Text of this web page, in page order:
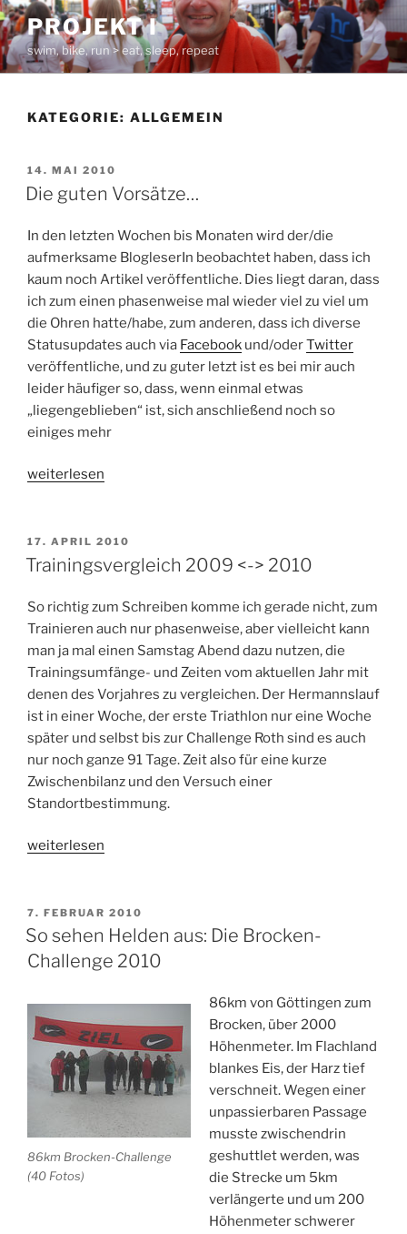
Zum
Inhalt
springen
PROJEKT I
swim, bike, run > eat, sleep, repeat
KATEGORIE: ALLGEMEIN
VERÖFFENTLICHT
AM
14. MAI 2010
Die guten Vorsätze…
In den letzten Wochen bis Monaten wird der/die
aufmerksame BlogleserIn beobachtet haben, dass ich
kaum noch Artikel veröffentliche. Dies liegt daran, dass
ich zum einen phasenweise mal wieder viel zu viel um
die Ohren hatte/habe, zum anderen, dass ich diverse
Statusupdates auch via Facebook und/oderTwitter
veröffentliche, und zu guter letzt ist es bei mir auch
leider häufiger so, dass, wenn einmal etwas
„liegengeblieben“ ist, sich anschließend noch so
einiges mehr
„Die
weiterlesen
VERÖFFENTLICHT
AM
17. APRIL 2010
Trainingsvergleich 2009 <-> 2010
So richtig zum Schreiben komme ich gerade nicht, zum
Trainieren auch nur phasenweise, aber vielleicht kann
man ja mal einen Samstag Abend dazu nutzen, die
Trainingsumfänge- und Zeiten vom aktuellen Jahr mit
denen des Vorjahres zu vergleichen. Der Hermannslauf
ist in einer Woche, der erste Triathlon nur eine Woche
später und selbst bis zur Challenge Roth sind es auch
nur noch ganze 91 Tage. Zeit also für eine kurze
Zwischenbilanz und den Versuch einer
Standortbestimmung.
„Trainingsvergleich
>
2010“
weiterlesen
VERÖFFENTLICHT
AM
7. FEBRUAR 2010
So sehen Helden aus: Die Brocken-
Challenge 2010
86km Brocken-Challenge
(40 Fotos)
86km von Göttingen zum
Brocken, über 2000
Höhenmeter. Im Flachland
blankes Eis, der Harz tief
verschneit. Wegen einer
unpassierbaren Passage
musste zwischendrin
geshuttlet werden, was
die Strecke um 5km
verlängerte und um 200
Höhenmeter schwerer